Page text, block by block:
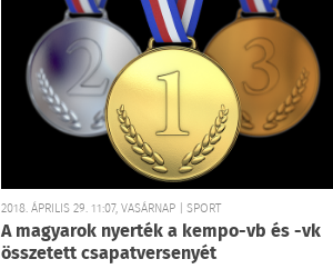
2018. ÁPRILIS 29. 11:07, VASÁRNAP | SPORT
A magyarok nyerték a kempo-vb és -vk
összetett csapatversenyét